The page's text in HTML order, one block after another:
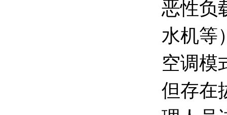
恶性负
水机等
空调模
但存在